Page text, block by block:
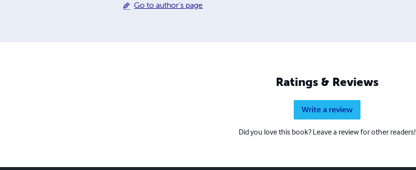
Go to author's page
Ratings & Reviews
Write a review
Did you love this book? Leave a review for other readers!